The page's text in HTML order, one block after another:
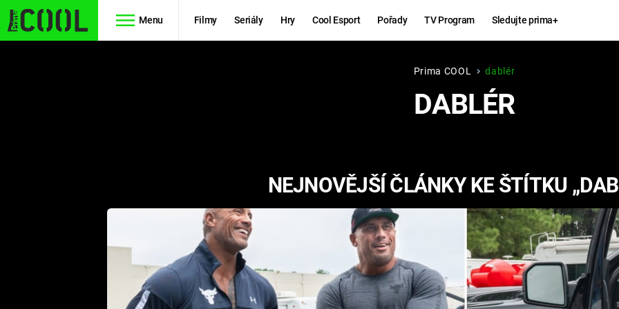
Menu Filmy Seriály Hry Cool Esport Pořady TV Program Sledujte prima+
RYCHLE A
ZBĚSILE 10
PREDÁTOR
KINGDOM
COME:
DELIVERANCE
ESPORT
CHUCK
NORRIS
Prima COOL dablér
DABLÉR
NEJNOVĚJŠÍ ČLÁNKY KE ŠTÍTKU